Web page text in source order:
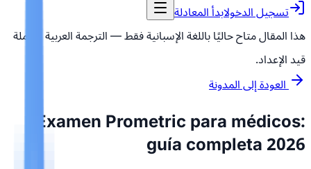
تسجيل الدخولابدأ المعادلة
هذا المقال متاح حاليًا باللغة الإسبانية فقط — الترجمة العربية الكاملة
قيد الإعداد.
العودة إلى المدونة
Examen Prometric para médicos:
guía completa 2026